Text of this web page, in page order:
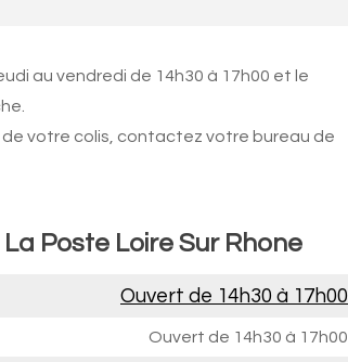
au vendredi de 14h30 à 17h00 et le
votre colis, contactez votre bureau de
Poste Loire Sur Rhone
Ouvert de 14h30 à 17h00
Ouvert de 14h30 à 17h00